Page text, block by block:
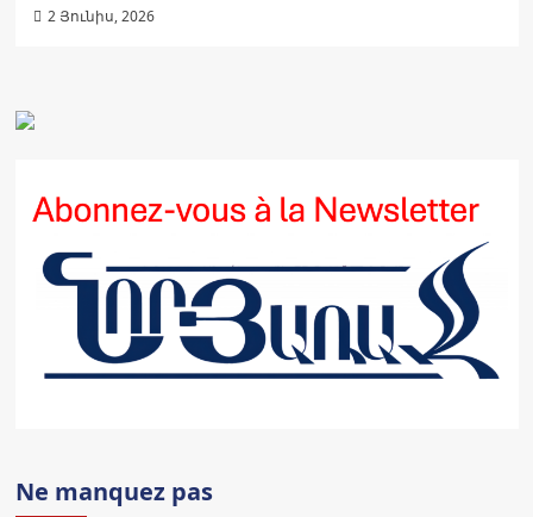
2 Յունիս, 2026
Ne manquez pas